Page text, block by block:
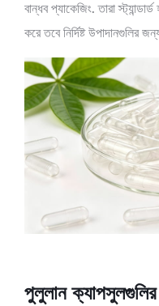
বান্ধব প্যাকেজিং. তারা
করে তবে নির্দিষ্ট উপাদানগুলির
পুলুলান ক্যাপসুলগুলির